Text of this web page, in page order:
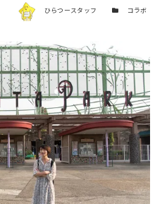
著者 ひらつースタッフ カテゴリー
コラボ